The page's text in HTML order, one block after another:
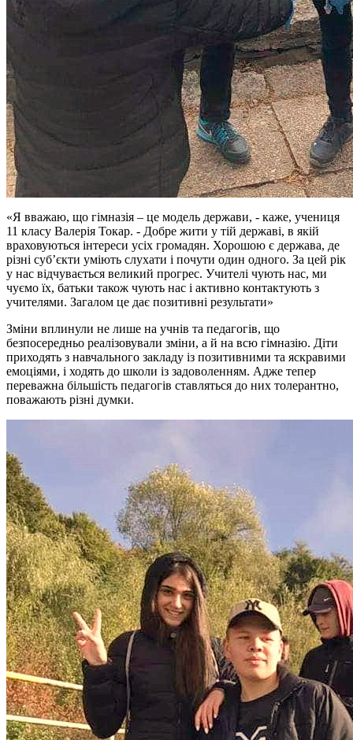
«Я вважаю, що гімназія – це модель держави, - каже, учениця
11 класу Валерія Токар. - Добре жити у тій державі, в якій
враховуються інтереси усіх громадян. Хорошою є держава, де
різні суб’єкти уміють слухати і почути один одного. За цей рік
у нас відчувається великий прогрес. Учителі чують нас, ми
чуємо їх, батьки також чують нас і активно контактують з
учителями. Загалом це дає позитивні результати»
Зміни вплинули не лише на учнів та педагогів, що
безпосередньо реалізовували зміни, а й на всю гімназію. Діти
приходять з навчального закладу із позитивними та яскравими
емоціями, і ходять до школи із задоволенням. Адже тепер
переважна більшість педагогів ставляться до них толерантно,
поважають різні думки.